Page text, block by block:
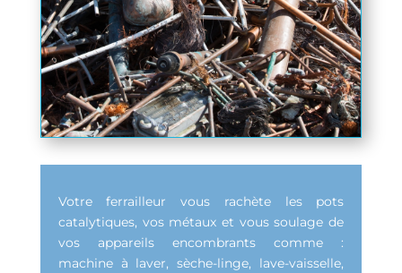
Votre ferrailleur vous rachète les pots
catalytiques, vos métaux et vous soulage de
vos appareils encombrants comme :
machine à laver, sèche-linge, lave-vaisselle,